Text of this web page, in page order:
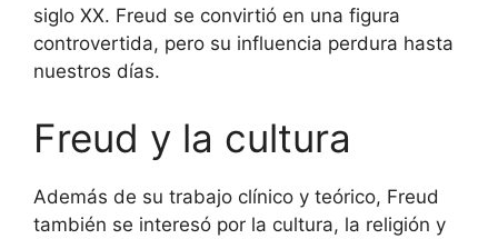
siglo XX. Freud se convirtió en una figura
controvertida, pero su influencia perdura hasta
nuestros días.
Freud y la cultura
Además de su trabajo clínico y teórico, Freud
también se interesó por la cultura, la religión y